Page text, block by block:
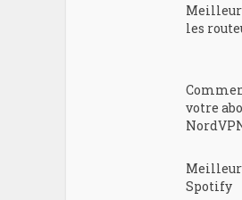
Meilleur
les
votre
Meilleur
Spotify